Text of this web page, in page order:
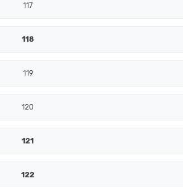
117
118
119
120
121
122